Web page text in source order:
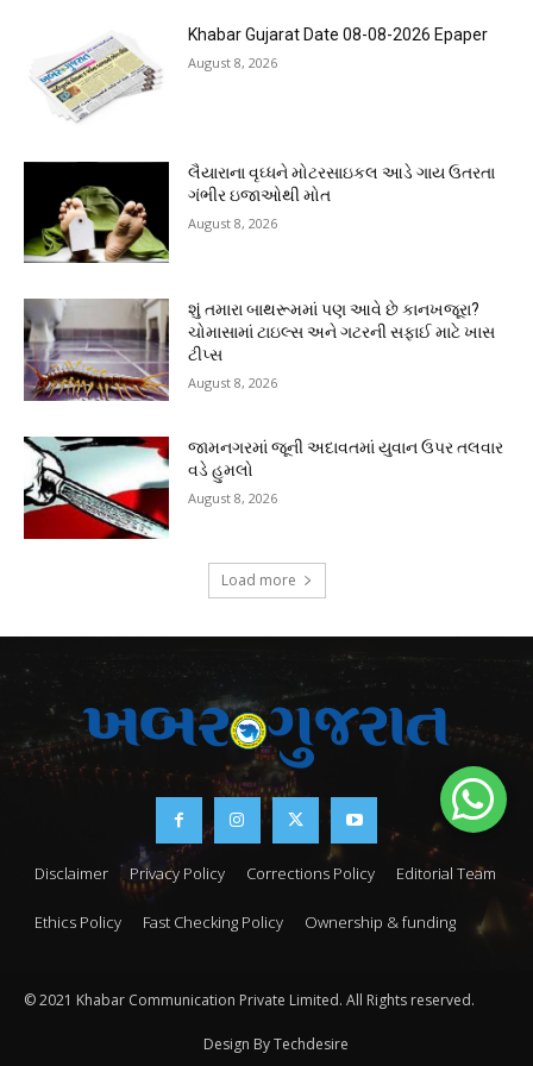
Khabar Gujarat Date 08-08-2026 Epaper
August 8, 2026
લૈયારાના વૃઘ્ધને મોટરસાઇકલ આડે ગાય ઉતરતા
ગંભીર ઇજાઓથી મોત
August 8, 2026
શું તમારા બાથરૂમમાં પણ આવે છે કાનખજૂરા?
ચોમાસામાં ટાઇલ્સ અને ગટરની સફાઈ માટે ખાસ
ટીપ્સ
August 8, 2026
જામનગરમાં જૂની અદાવતમાં યુવાન ઉપર તલવાર
વડે હુમલો
August 8, 2026
Load more
Disclaimer Privacy Policy Corrections Policy Editorial Team
Ethics Policy Fast Checking Policy Ownership & funding
© 2021 Khabar Communication Private Limited. All Rights reserved.
Design By Techdesire